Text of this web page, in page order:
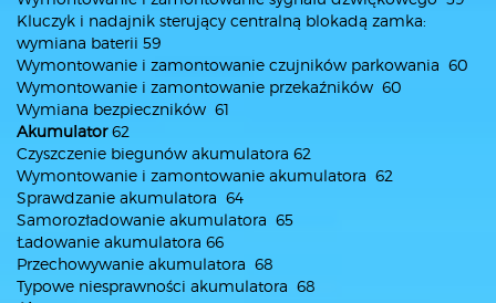
Kluczyk i nadajnik sterujący centralną blokadą zamka:
wymiana baterii 59
Wymontowanie i zamontowanie czujników parkowania 60
Wymontowanie i zamontowanie przekaźników 60
Wymiana bezpieczników 61
Akumulator62
Czyszczenie biegunów akumulatora 62
Wymontowanie i zamontowanie akumulatora 62
Sprawdzanie akumulatora 64
Samorozładowanie akumulatora 65
Ładowanie akumulatora 66
Przechowywanie akumulatora 68
Typowe niesprawności akumulatora 68